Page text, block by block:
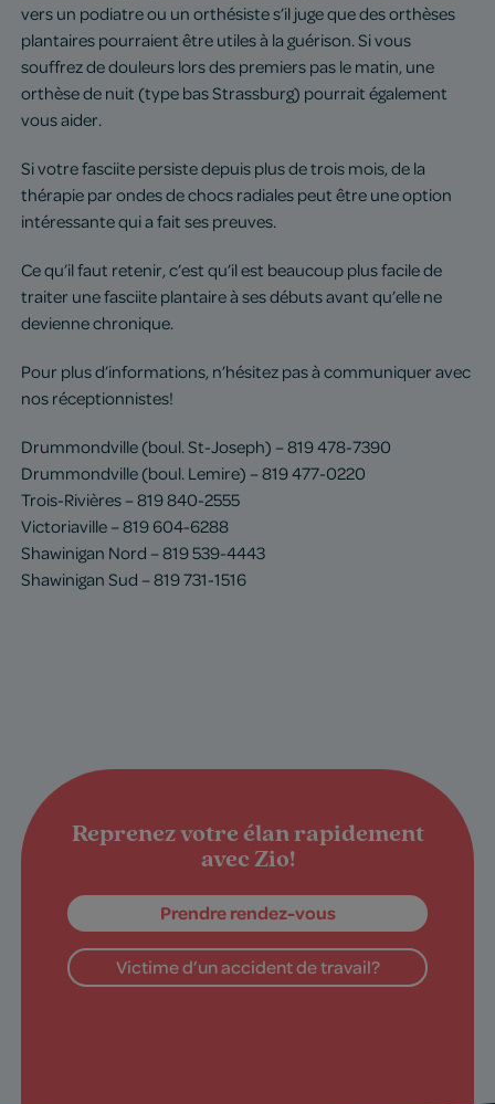
vers un podiatre ou un orthésiste s’il juge que des orthèses
plantaires pourraient être utiles à la guérison. Si vous
souffrez de douleurs lors des premiers pas le matin, une
orthèse de nuit (type bas Strassburg) pourrait également
vous aider.
Si votre fasciite persiste depuis plus de trois mois, de la
thérapie par ondes de chocs radiales peut être une option
intéressante qui a fait ses preuves.
Ce qu’il faut retenir, c’est qu’il est beaucoup plus facile de
traiter une fasciite plantaire à ses débuts avant qu’elle ne
devienne chronique.
Pour plus d’informations, n’hésitez pas à communiquer avec
nos réceptionnistes!
Drummondville (boul. St-Joseph) – 819 478-7390
Drummondville (boul. Lemire) – 819 477-0220
Trois-Rivières – 819 840-2555
Victoriaville – 819 604-6288
Shawinigan Nord – 819 539-4443
Shawinigan Sud – 819 731-1516
Reprenez votre élan rapidement
avec Zio!
Prendre rendez-vous
Victime d’un accident de travail?